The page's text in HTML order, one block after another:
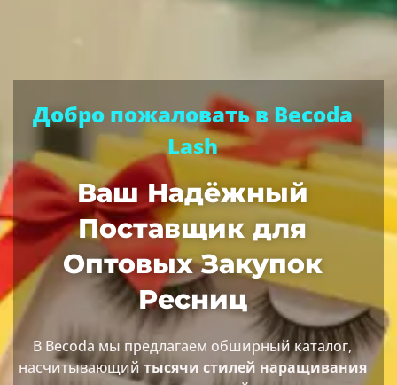
Добро пожаловать в Becoda
Lash
Ваш Надёжный
Поставщик для
Оптовых Закупок
Ресниц
В Becoda мы предлагаем обширный каталог,
насчитывающийтысячи стилей наращивания